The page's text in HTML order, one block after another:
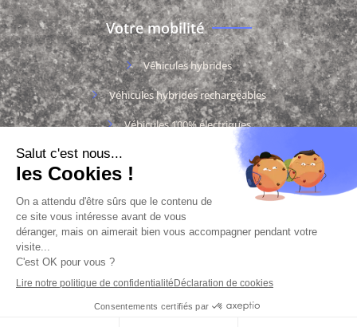
Votre mobilité
Véhicules hybrides
Véhicules hybrides rechargeables
Véhicules 100% électriques
Véhicules thermiques
Documentation
Mentions légales